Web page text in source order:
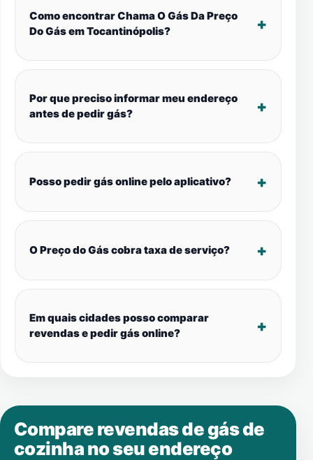
Como encontrar Chama O Gás Da Preço
Do Gás em Tocantinópolis?
Por que preciso informar meu endereço
antes de pedir gás?
Posso pedir gás online pelo aplicativo?
O Preço do Gás cobra taxa de serviço?
Em quais cidades posso comparar
revendas e pedir gás online?
Compare revendas de gás de
cozinha no seu endereço